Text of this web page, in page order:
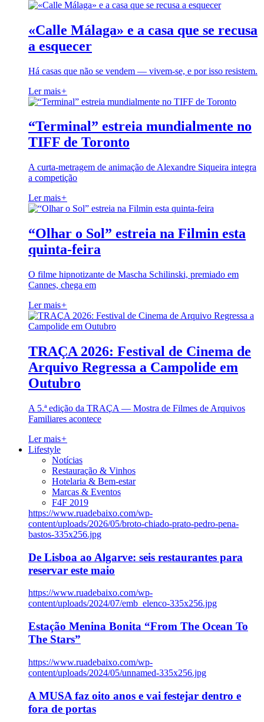
«Calle Málaga» e a casa que se recusa
a esquecer
Há casas que não se vendem — vivem-se, e por isso resistem.
Ler mais+
“Terminal” estreia mundialmente no
TIFF de Toronto
A curta-metragem de animação de Alexandre Siqueira integra
a competição
Ler mais+
“Olhar o Sol” estreia na Filmin esta
quinta-feira
O filme hipnotizante de Mascha Schilinski, premiado em
Cannes, chega em
Ler mais+
TRAÇA 2026: Festival de Cinema de
Arquivo Regressa a Campolide em
Outubro
A 5.ª edição da TRAÇA — Mostra de Filmes de Arquivos
Familiares acontece
Ler mais+
Lifestyle
Notícias
Restauração & Vinhos
Hotelaria & Bem-estar
Marcas & Eventos
F4F 2019
https://www.ruadebaixo.com/wp-
content/uploads/2026/05/broto-chiado-prato-pedro-pena-
bastos-335x256.jpg
De Lisboa ao Algarve: seis restaurantes para
reservar este maio
https://www.ruadebaixo.com/wp-
content/uploads/2024/07/emb_elenco-335x256.jpg
Estação Menina Bonita “From The Ocean To
The Stars”
https://www.ruadebaixo.com/wp-
content/uploads/2024/05/unnamed-335x256.jpg
A MUSA faz oito anos e vai festejar dentro e
fora de portas